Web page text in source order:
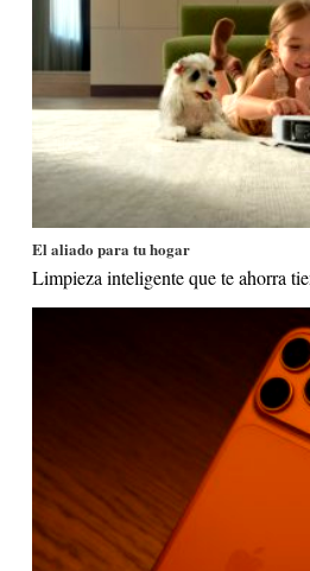
El aliado para tu hogar
Limpieza inteligente que te ahorra